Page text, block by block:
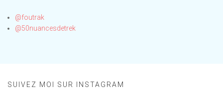
@foutrak
@50nuancesdetrek
SUIVEZ MOI SUR INSTAGRAM